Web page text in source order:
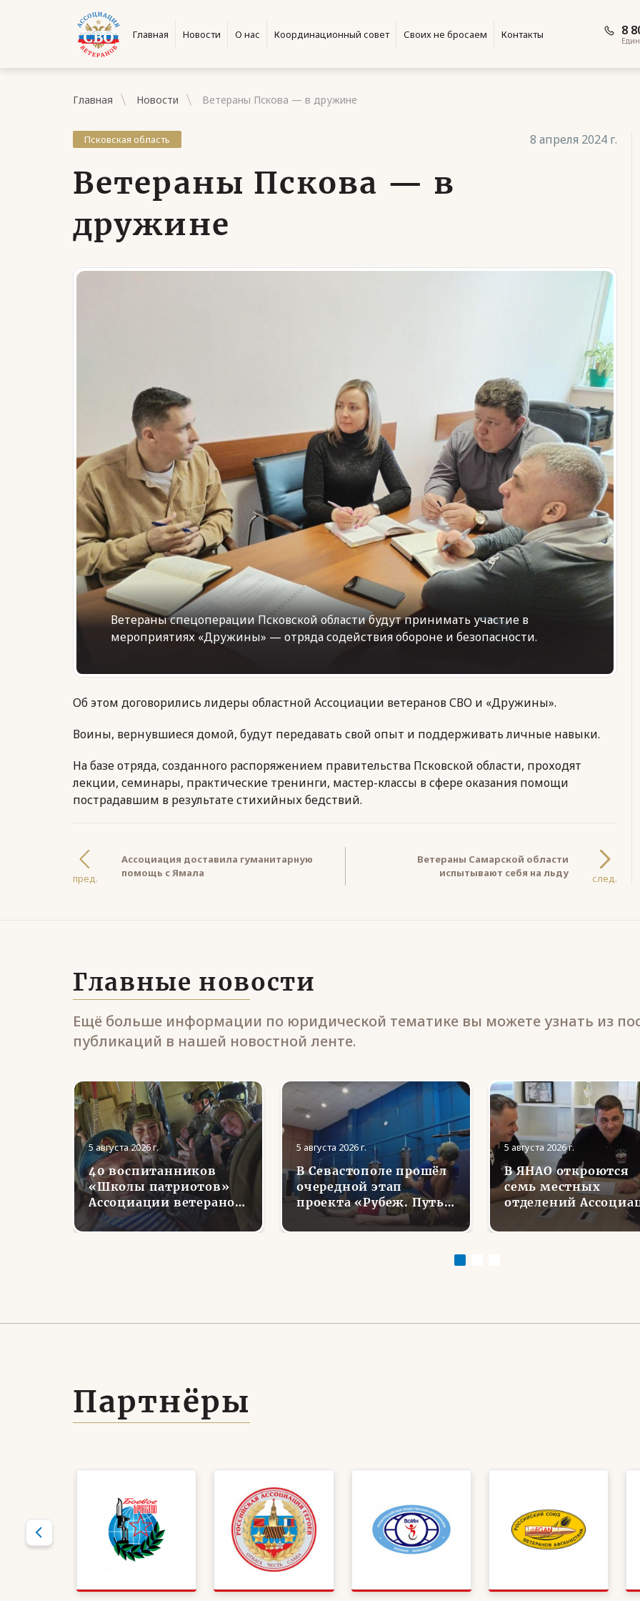
Главная Новости О нас Координационный совет Своих не бросаем Контакты 8
Главная Новости Ветераны Пскова — в дружине
Псковская область 8 апреля 2024 г.
Ветераны Пскова — в
дружине
Ветераны спецоперации Псковской области будут принимать участие в
мероприятиях «Дружины» — отряда содействия обороне и безопасности.
Об этом договорились лидеры областной Ассоциации ветеранов СВО и «Дружины».
Воины, вернувшиеся домой, будут передавать свой опыт и поддерживать личные навыки.
На базе отряда, созданного распоряжением правительства Псковской области, проходят
лекции, семинары, практические тренинги, мастер-классы в сфере оказания помощи
пострадавшим в результате стихийных бедствий.
пред.
Ассоциация доставила гуманитарную
помощь с Ямала
Ветераны Самарской области
испытывают себя на льду
след.
Главные новости
Ещё больше информации по юридической тематике вы можете узнать из
публикаций в нашей новостной ленте.
5 августа 2026 г.
40 воспитанников
«Школы патриотов»
Ассоциации ветеранов
СВО в Липецкой
области совершили
5 августа 2026 г.
В Севастополе прошёл
очередной этап
проекта «Рубеж. Путь
воина»
5 августа 2026 г.
В ЯНАО откроются
семь местных
отделений
ветеранов СВО
Партнёры